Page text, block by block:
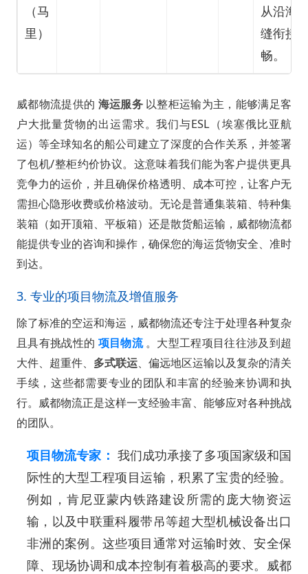
（马
里）
从沿海
缝衔接
畅。
威都物流提供的 海运服务 以整柜运输为主，能够满足客
户大批量货物的出运需求。我们与ESL（埃塞俄比亚航
运）等全球知名的船公司建立了深度的合作关系，并签署
了包机/整柜约价协议。这意味着我们能为客户提供更具
竞争力的运价，并且确保价格透明、成本可控，让客户无
需担心隐形收费或价格波动。无论是普通集装箱、特种集
装箱（如开顶箱、平板箱）还是散货船运输，威都物流都
能提供专业的咨询和操作，确保您的海运货物安全、准时
到达。
3. 专业的项目物流及增值服务
除了标准的空运和海运，威都物流还专注于处理各种复杂
且具有挑战性的 项目物流。大型工程项目往往涉及到超
大件、超重件、 多式联运、偏远地区运输以及复杂的清关
手续，这些都需要专业的团队和丰富的经验来协调和执
行。威都物流正是这样一支经验丰富、能够应对各种挑战
的团队。
项目物流专家： 我们成功承接了多项国家级和国
际性的大型工程项目运输，积累了宝贵的经验。
例如，肯尼亚蒙内铁路建设所需的庞大物资运
输，以及中联重科履带吊等超大型机械设备出口
非洲的案例。这些项目通常对运输时效、安全保
障、现场协调和成本控制有着极高的要求。威都